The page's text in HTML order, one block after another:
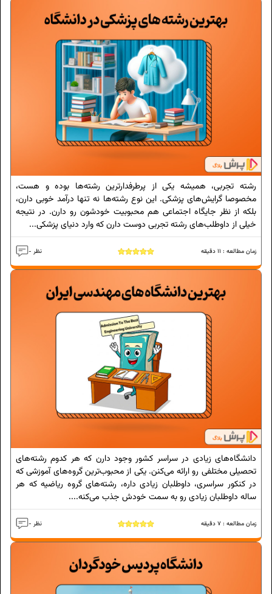
رشته تجربی، همیشه یکی از پرطرفدارترین رشته‌ها بوده و هست،
مخصوصا گرایش‌های پزشکی. این نوع رشته‌ها نه‌ تنها درآمد خوبی دارن،
بلکه از نظر جایگاه اجتماعی هم محبوبیت خودشون رو دارن. در نتیجه
خیلی از داوطلب‌های رشته تجربی دوست دارن که وارد دنیای پزشکی...
- نظر زمان مطالعه : 11 دقیقه
دانشگاه‌های زیادی در سراسر کشور وجود دارن که هر کدوم رشته‌های
تحصیلی مختلفی رو ارائه می‌کنن. یکی از محبوب‌ترین گروه‌های آموزشی که
در کنکور سراسری، داوطلبان زیادی داره، رشته‌های گروه ریاضیه که هر
ساله داوطلبان زیادی رو به سمت خودش جذب می‌کنه....
- نظر زمان مطالعه : 7 دقیقه